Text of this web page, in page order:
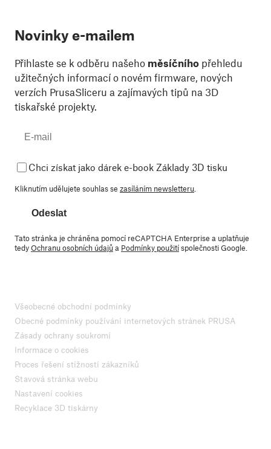
Novinky e-mailem
Přihlaste se k odběru našeho měsíčního přehledu
užitečných informací o novém firmware, nových
verzích PrusaSliceru a zajímavých tipů na 3D
tiskařské projekty.
Chci získat jako dárek e-book Základy 3D tisku
Kliknutím udělujete souhlas se zasíláním newsletteru.
Odeslat
Tato stránka je chráněna pomocí reCAPTCHA Enterprise a uplatňuje
tedyOchranu osobních údajůa Podmínky použitíspolečnosti Google.
Všeobecné obchodní podmínky
Obecné podmínky používání internetových stránek PRUSA
Zásady ochrany soukromí
Informace o cookies
Proces řešení stížností zákazníků
Stavová stránka webu
Nastavení cookies
Recyklace 3D tiskárny